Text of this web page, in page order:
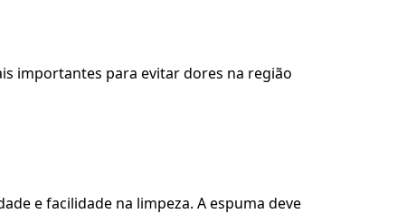
importantes para evitar dores na região
e facilidade na limpeza. A espuma deve